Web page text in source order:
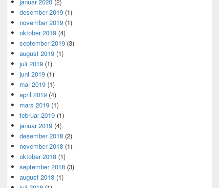
januar 2020 (2)
desember 2019 (1)
november 2019 (1)
oktober 2019 (4)
september 2019 (3)
august 2019 (1)
juli 2019 (1)
juni 2019 (1)
mai 2019 (1)
april 2019 (4)
mars 2019 (1)
februar 2019 (1)
januar 2019 (4)
desember 2018 (2)
november 2018 (1)
oktober 2018 (1)
september 2018 (3)
august 2018 (1)